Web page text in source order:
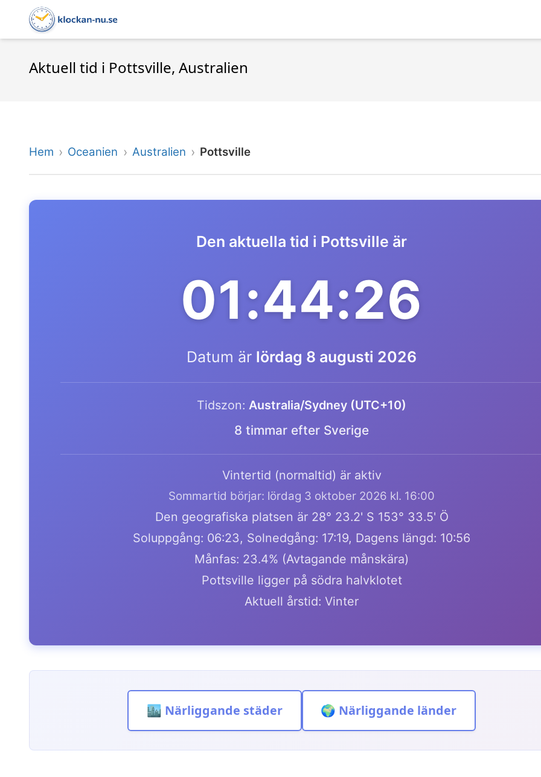
Aktuell tid i Pottsville, Australien
Hem Oceanien Australien Pottsville
Den aktuella tid i Pottsville är
01:44:26
Datum är lördag 8 augusti 2026
Tidszon: Australia/Sydney (UTC+10)
8 timmar efter Sverige
Vintertid (normaltid) är aktiv
Sommartid börjar: lördag 3 oktober 2026 kl. 16:00
Den geografiska platsen är 28° 23.2' S 153° 33.5' Ö
Soluppgång: 06:23, Solnedgång: 17:19, Dagens längd: 10:56
Månfas: 23.4% (Avtagande månskära)
Pottsville ligger på södra halvklotet
Aktuell årstid: Vinter
🏙️ Närliggande städer 🌍 Närliggande länder